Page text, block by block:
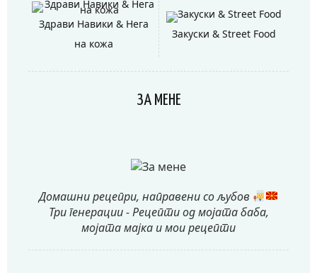
Здрави Навики & Нега
на кожа
Закуски & Street Food
ЗА МЕНЕ
Домашни рецепри, направени со љубов
Три генерации - Рецепти од мојата баба,
мојата мајка и мои рецепти